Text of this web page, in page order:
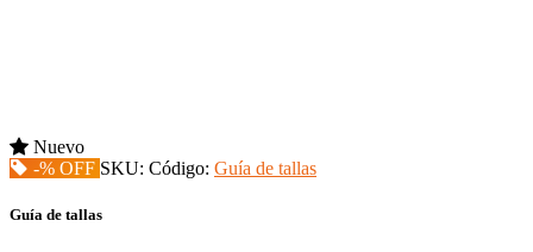
Nuevo
-% OFF SKU: Código: Guía de tallas
Guía de tallas